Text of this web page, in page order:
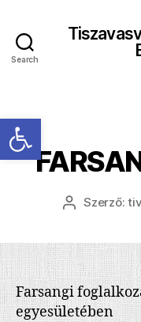
Eszköztár megnyitása
Search
Bejegyzés
Szerző:
Farsangi
egyesületében